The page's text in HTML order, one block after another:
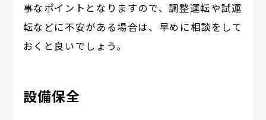
事なポイントとなりますので、調整運転や試運
転などに不安がある場合は、早めに相談をして
おくと良いでしょう。
設備保全